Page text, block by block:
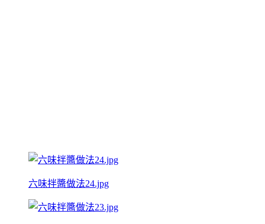
六味拌醬做法24.jpg